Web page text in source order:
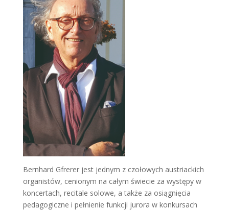
Bernhard Gfrerer jest jednym z czołowych austriackich
organistów, cenionym na całym świecie za występy w
koncertach, recitale solowe, a także za osiągnięcia
pedagogiczne i pełnienie funkcji jurora w konkursach